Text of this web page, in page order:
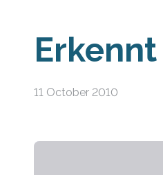
11 October 2010